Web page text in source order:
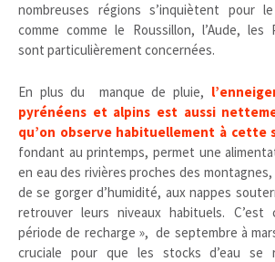
nombreuses régions s’inquiètent pour
comme comme le Roussillon, l’Aude, les
sont particulièrement concernées.
En plus du manque de pluie,
pyrénéens et alpins est aussi
qu’on observe habituellement à cette
fondant au printemps, permet une
en eau des rivières proches des
de se gorger d’humidité, aux nappes
retrouver leurs niveaux habituels. C’est
période de recharge », de septembre à
cruciale pour que les stocks d’eau se